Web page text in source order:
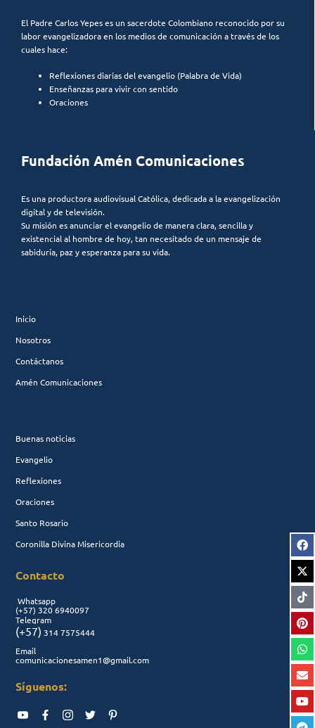
El Padre Carlos Yepes es un sacerdote Colombiano reconocido por su
labor evangelizadora en los medios de comunicación a través de los
cuales hace:
Reflexiones diarias del evangelio (Palabra de Vida)
Enseñanzas para vivir con sentido
Oraciones
Fundación Amén Comunicaciones
Es una productora audiovisual Católica, dedicada a la evangelización
digital y de televisión.
Su misión es anunciar el evangelio de manera clara, sencilla y
existencial al hombre de hoy, tan necesitado de un mensaje de
sabiduría, paz y esperanza para su vida.
Inicio
Nosotros
Contáctanos
Amén Comunicaciones
Buenas noticias
Evangelio
Reflexiones
Oraciones
Santo Rosario
Coronilla Divina Misericordia
Contacto
Whatsapp
(+57) 320 6940097
Telegram
(+57) 314 7575444
Email
comunicacionesamen1@gmail.com
Síguenos: